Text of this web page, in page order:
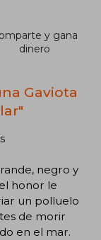
y gana
dinero
Gaviota
negro y
honor le
un polluelo
de morir
en el mar.